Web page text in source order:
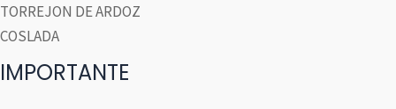
TORREJON DE ARDOZ
COSLADA
IMPORTANTE